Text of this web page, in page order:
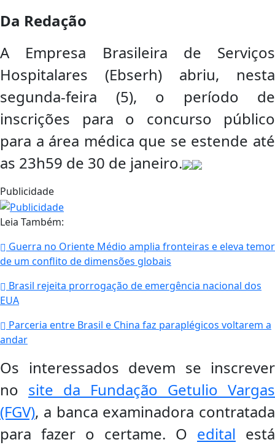
Da Redação
A Empresa Brasileira de Serviços
Hospitalares (Ebserh) abriu, nesta
segunda-feira (5), o período de
inscrições para o concurso público
para a área médica que se estende até
as 23h59 de 30 de janeiro.
Publicidade
Leia Também:
Guerra no Oriente Médio amplia fronteiras e eleva temor
de um conflito de dimensões globais
Brasil rejeita prorrogação de emergência nacional dos
EUA
Parceria entre Brasil e China faz paraplégicos voltarem a
andar
Os interessados devem se inscrever
no site da Fundação Getulio Vargas
(FGV), a banca examinadora contratada
para fazer o certame. O edital está